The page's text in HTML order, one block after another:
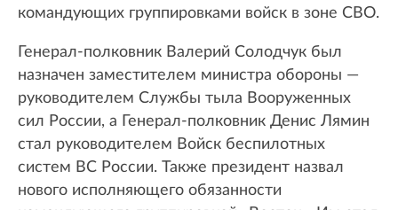
командующих группировками войск в зоне СВО.
Генерал-полковник Валерий Солодчук был
назначен заместителем министра обороны —
руководителем Службы тыла Вооруженных
сил России, а Генерал-полковник Денис Лямин
стал руководителем Войск беспилотных
систем ВС России. Также президент назвал
нового исполняющего обязанности